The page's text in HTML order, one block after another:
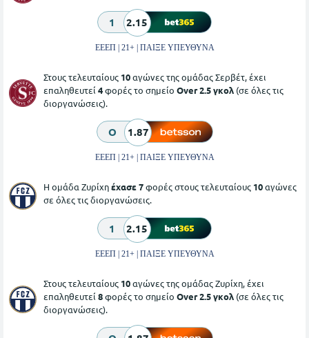
1 2.15
ΕΕΕΠ | 21+ | ΠΑΙΞΕ ΥΠΕΥΘΥΝΑ
Στους τελευταίους 10αγώνες της ομάδας Σερβέτ, έχει
επαληθευτεί 4φορές το σημείο Over 2.5 γκολ (σε όλες τις
διοργανώσεις).
O 1.87
ΕΕΕΠ | 21+ | ΠΑΙΞΕ ΥΠΕΥΘΥΝΑ
Η ομάδα Ζυρίχηέχασε 7φορές στους τελευταίους 10αγώνες
σε όλες τις διοργανώσεις.
1 2.15
ΕΕΕΠ | 21+ | ΠΑΙΞΕ ΥΠΕΥΘΥΝΑ
Στους τελευταίους 10αγώνες της ομάδας Ζυρίχη, έχει
επαληθευτεί 8φορές το σημείο Over 2.5 γκολ (σε όλες τις
διοργανώσεις).